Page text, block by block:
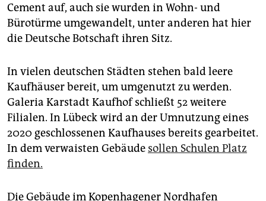
Cement auf, auch sie wurden in Wohn- und
Bürotürme umgewandelt, unter anderen hat hier
die Deutsche Botschaft ihren Sitz.
In vielen deutschen Städten stehen bald leere
Kaufhäuser bereit, um umgenutzt zu werden.
Galeria Karstadt Kaufhof schließt 52 weitere
Filialen. In Lübeck wird an der Umnutzung eines
2020 geschlossenen Kaufhauses bereits gearbeitet.
In dem verwaisten Gebäude sollen Schulen Platz
finden.
Die Gebäude im Kopenhagener Nordhafen